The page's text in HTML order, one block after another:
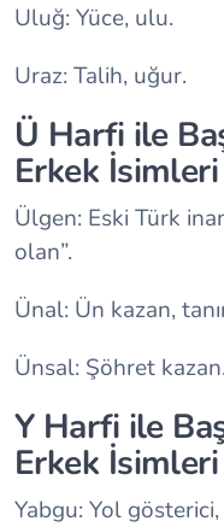
Uluğ: Yüce, ulu.
Uraz: Talih, uğur.
Ü Harfi ile
Erkek İsimleri
Ülgen: Eski Türk
olan”.
Ünal: Ün kazan,
Ünsal: Şöhret kazan.
Y Harfi ile
Erkek İsimleri
Yabgu: Yol gösterici,